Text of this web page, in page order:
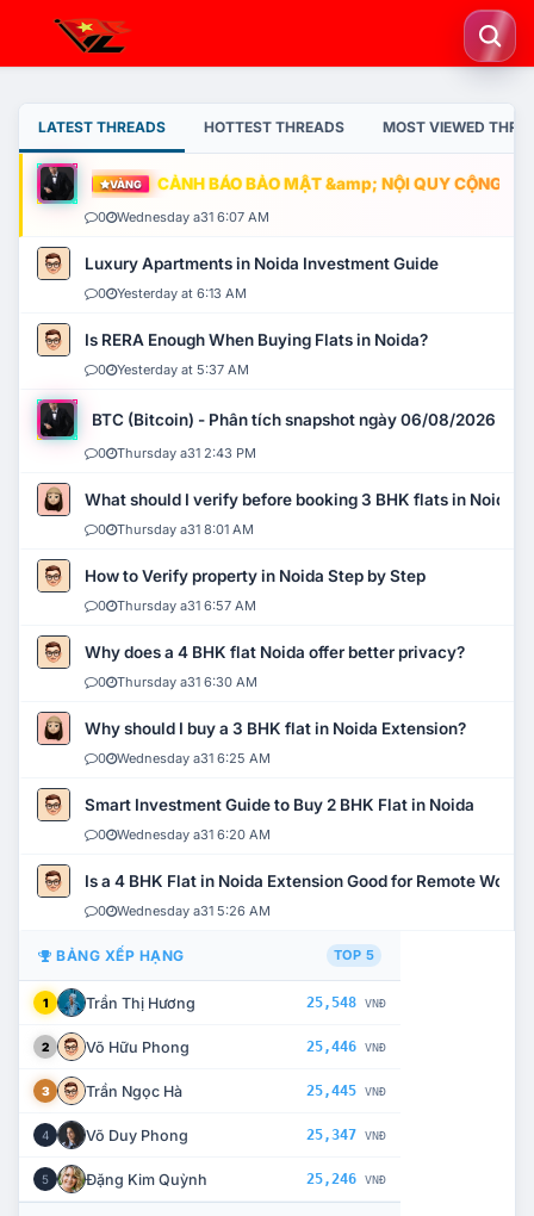
LATEST THREADS HOTTEST THREADS MOST VIEWED
VÀNG CẢNH BÁO BẢO MẬT &amp; NỘI QUY CỘNG
0 Wednesday a31 6:07 AM
Luxury Apartments in Noida Investment Guide
0 Yesterday at 6:13 AM
Is RERA Enough When Buying Flats in Noida?
0 Yesterday at 5:37 AM
BTC (Bitcoin) - Phân tích snapshot ngày 06/08/2026
0 Thursday a31 2:43 PM
What should I verify before booking 3 BHK flats in Noida?
0 Thursday a31 8:01 AM
How to Verify property in Noida Step by Step
0 Thursday a31 6:57 AM
Why does a 4 BHK flat Noida offer better privacy?
0 Thursday a31 6:30 AM
Why should I buy a 3 BHK flat in Noida Extension?
0 Wednesday a31 6:25 AM
Smart Investment Guide to Buy 2 BHK Flat in Noida
0 Wednesday a31 6:20 AM
Is a 4 BHK Flat in Noida Extension Good for Remote Work?
0 Wednesday a31 5:26 AM
BẢNG XẾP HẠNG TOP 5
1 Trần Thị Hương 25,548 VNĐ
2 Võ Hữu Phong 25,446 VNĐ
3 Trần Ngọc Hà 25,445 VNĐ
4 Võ Duy Phong 25,347 VNĐ
5 Đặng Kim Quỳnh 25,246 VNĐ